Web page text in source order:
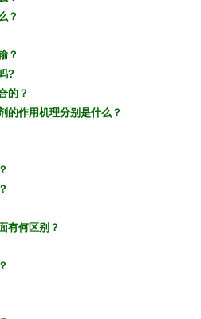
？
？
?
的？
的作用机理分别是什么？
有何区别？